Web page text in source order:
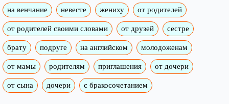
на венчание невесте жениху от родителей
от родителей своими словами от друзей сестре
брату подруге на английском молодоженам
от мамы родителям приглашения от дочери
от сына дочери с бракосочетанием